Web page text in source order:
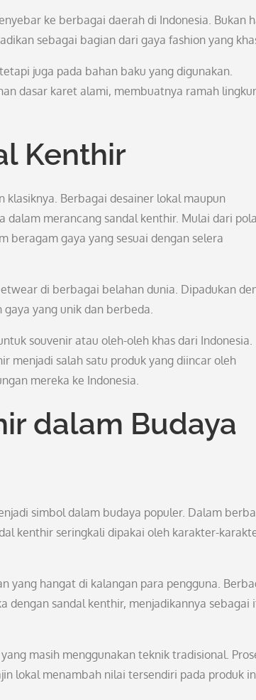
ke berbagai daerah di Indonesia. Bukan
sebagai bagian dari gaya fashion yang
juga pada bahan baku yang digunakan.
dasar karet alami, membuatnya ramah
Kenthir
klasiknya. Berbagai desainer lokal maupun
merancang sandal kenthir. Mulai dari pola
beragam gaya yang sesuai dengan selera
di berbagai belahan dunia. Dipadukan
yang unik dan berbeda.
souvenir atau oleh-oleh khas dari Indonesia.
menjadi salah satu produk yang diincar oleh
mereka ke Indonesia.
dalam Budaya
simbol dalam budaya populer. Dalam
kenthir seringkali dipakai oleh karakter-
yang hangat di kalangan para pengguna.
dengan sandal kenthir, menjadikannya sebagai
masih menggunakan teknik tradisional.
lokal menambah nilai tersendiri pada produk